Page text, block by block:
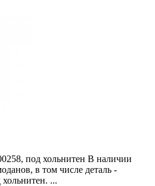
под хольнитен В наличии
в том числе деталь -
...